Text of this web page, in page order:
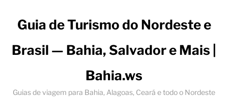
Guia de Turismo do Nordeste e
Brasil — Bahia, Salvador e Mais |
Bahia.ws
Guias de viagem para Bahia, Alagoas, Ceará e todo o Nordeste